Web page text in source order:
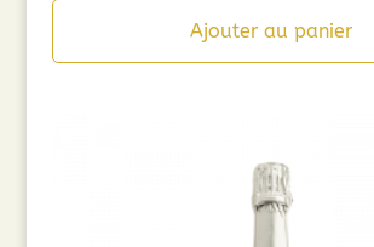
actuelAjouter au panier